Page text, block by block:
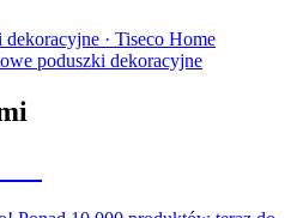
dekoracyjne · Tiseco Home
poduszki dekoracyjne